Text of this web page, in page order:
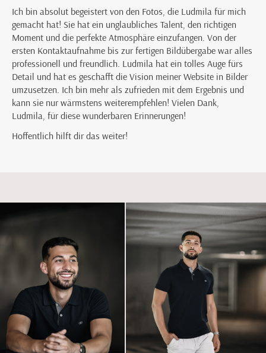
Ich bin absolut begeistert von den Fotos, die Ludmila für mich
gemacht hat! Sie hat ein unglaubliches Talent, den richtigen
Moment und die perfekte Atmosphäre einzufangen. Von der
ersten Kontaktaufnahme bis zur fertigen Bildübergabe war alles
professionell und freundlich. Ludmila hat ein tolles Auge fürs
Detail und hat es geschafft die Vision meiner Website in Bilder
umzusetzen. Ich bin mehr als zufrieden mit dem Ergebnis und
kann sie nur wärmstens weiterempfehlen! Vielen Dank,
Ludmila, für diese wunderbaren Erinnerungen!
Hoffentlich hilft dir das weiter!